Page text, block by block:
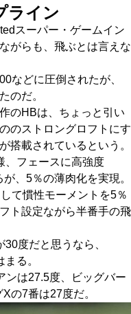
ライン
スーパー・ゲームイン
がらも、飛ぶとは言えな
などに圧倒されたが、
のだ。
のHBは、ちょっと引い
のストロングロフトにす
搭載されているという。
、フェースに高強度
、5％の薄肉化を実現。
て慣性モーメントを5％
ト設定ながら半番手の飛
度だと思うなら、
る。
ンは27.5度、ビッグバー
の7番は27度だ。